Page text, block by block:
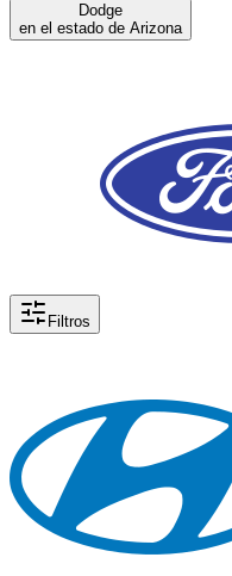
Dodge
en el estado de Arizona
Filtros